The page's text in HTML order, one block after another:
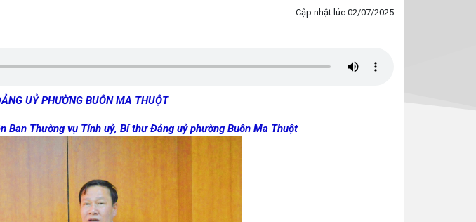
Cập nhật lúc:02/07/2025
UỶ PHƯỜNG BUÔN MA THUỘT
Ban Thường vụ Tỉnh uỷ, Bí thư Đảng uỷ phường Buôn Ma Thuột